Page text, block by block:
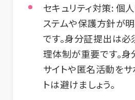
セキュリティ対策: 個
ステムや保護方針が
です。身分証提出は必
理体制が重要です。
サイトや匿名活動を
トは避けましょう。